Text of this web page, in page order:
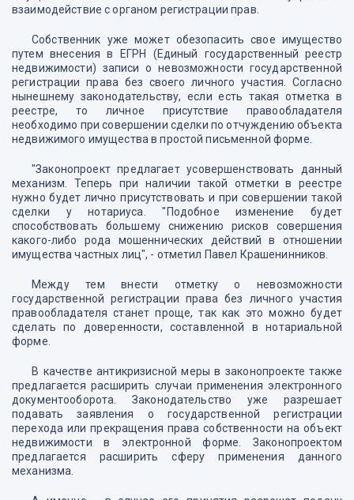
взаимодействие с органом регистрации прав.
Собственник уже может обезопасить свое имущество
путем внесения в ЕГРН (Единый государственный реестр
недвижимости) записи о невозможности государственной
регистрации права без своего личного участия. Согласно
нынешнему законодательству, если есть такая отметка в
реестре, то личное присутствие правообладателя
необходимо при совершении сделки по отчуждению объекта
недвижимого имущества в простой письменной форме.
"Законопроект предлагает усовершенствовать данный
механизм. Теперь при наличии такой отметки в реестре
нужно будет лично присутствовать и при совершении такой
сделки у нотариуса. "Подобное изменение будет
способствовать большему снижению рисков совершения
какого-либо рода мошеннических действий в отношении
имущества частных лиц", - отметил Павел Крашенинников.
Между тем внести отметку о невозможности
государственной регистрации права без личного участия
правообладателя станет проще, так как это можно будет
сделать по доверенности, составленной в нотариальной
форме.
В качестве антикризисной меры в законопроекте также
предлагается расширить случаи применения электронного
документооборота. Законодательство уже разрешает
подавать заявления о государственной регистрации
перехода или прекращения права собственности на объект
недвижимости в электронной форме. Законопроектом
предлагается расширить сферу применения данного
механизма.